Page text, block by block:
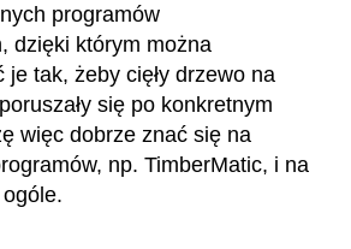
programów
dzięki którym można
je tak, żeby cięły drzewo na
się po konkretnym
więc dobrze znać się na
np. TimberMatic, i na